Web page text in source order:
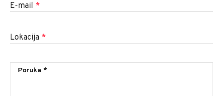
E-mail *
Lokacija *